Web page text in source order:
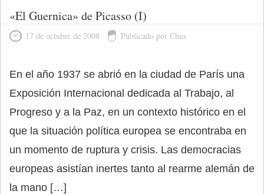
«El Guernica» de Picasso (I)
17 de octubre de 2008 Publicado por Chus
En el año 1937 se abrió en la ciudad de París una
Exposición Internacional dedicada al Trabajo, al
Progreso y a la Paz, en un contexto histórico en el
que la situación política europea se encontraba en
un momento de ruptura y crisis. Las democracias
europeas asistían inertes tanto al rearme alemán de
la mano […]